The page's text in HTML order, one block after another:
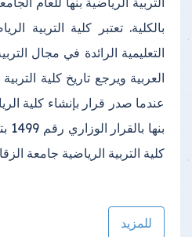
بالكلية. تعتبر كلية التربية
التعليمية الرائدة في مجال
العربية
عندما صدر قرار بإنشاء كلية
كلية التربية الرياضية جامعة
للمزيد